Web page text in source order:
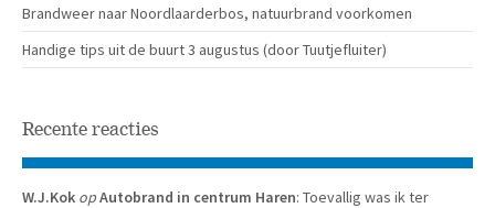
Brandweer naar Noordlaarderbos, natuurbrand voorkomen
Handige tips uit de buurt 3 augustus (door Tuutjefluiter)
Recente reacties
W.J.Kok opAutobrand in centrum Haren: Toevallig was ik ter